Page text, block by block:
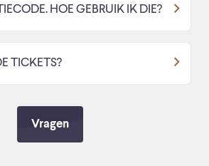
HOE GEBRUIK IK DIE?
TICKETS?
Vragen